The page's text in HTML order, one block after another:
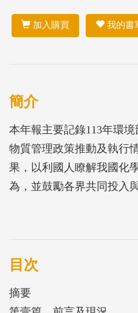
加入購買 我的書
簡介
本年報主要記錄113年環
物質管理政策推動及執行
果，以利國人瞭解我國化
為，並鼓勵各界共同投入
全文計分5篇，包括前言
作為我國化學物質管理鑑
目次
摘要